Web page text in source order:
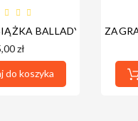
BALLADY ROCKOWE
zł
do koszyka